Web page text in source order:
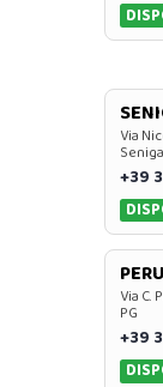
Via
+39
Via C.
PG
+39